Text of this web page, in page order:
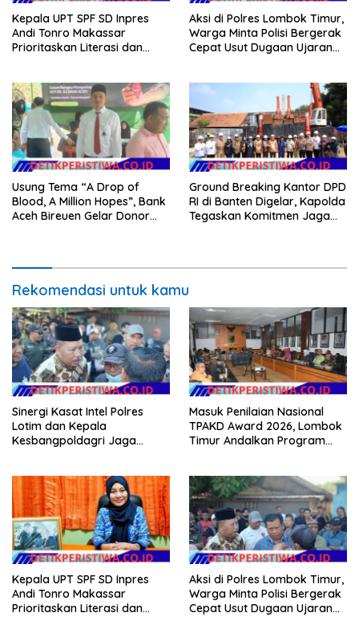
Kepala UPT SPF SD Inpres
Andi Tonro Makassar
Prioritaskan Literasi dan
Aksi di Polres Lombok Timur,
Warga Minta Polisi Bergerak
Cepat Usut Dugaan Ujaran
Usung Tema “A Drop of
Blood, A Million Hopes”, Bank
Aceh Bireuen Gelar Donor
Ground Breaking Kantor DPD
RI di Banten Digelar, Kapolda
Tegaskan Komitmen Jaga
Rekomendasi untuk kamu
Sinergi Kasat Intel Polres
Lotim dan Kepala
Kesbangpoldagri Jaga
Masuk Penilaian Nasional
TPAKD Award 2026, Lombok
Timur Andalkan Program
Warga
Kepala UPT SPF SD Inpres
Andi Tonro Makassar
Prioritaskan Literasi dan
Aksi di Polres Lombok Timur,
Warga Minta Polisi Bergerak
Cepat Usut Dugaan Ujaran